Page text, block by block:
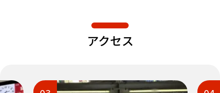
アクセス